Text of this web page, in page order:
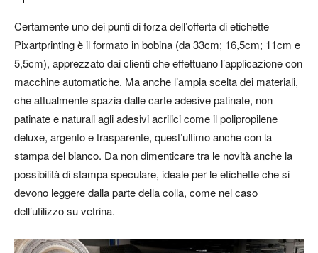
Certamente uno dei punti di forza dell’offerta di etichette
Pixartprinting è il formato in bobina (da 33cm; 16,5cm; 11cm e
5,5cm), apprezzato dai clienti che effettuano l’applicazione con
macchine automatiche. Ma anche l’ampia scelta dei materiali,
che attualmente spazia dalle carte adesive patinate, non
patinate e naturali agli adesivi acrilici come il polipropilene
deluxe, argento e trasparente, quest’ultimo anche con la
stampa del bianco. Da non dimenticare tra le novità anche la
possibilità di stampa speculare, ideale per le etichette che si
devono leggere dalla parte della colla, come nel caso
dell’utilizzo su vetrina.